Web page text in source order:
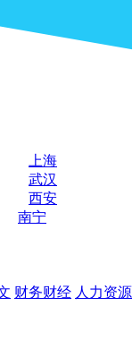
上海
武汉
西安
南宁
财务财经 人力资源